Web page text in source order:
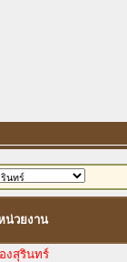
น่วยงาน
งสุรินทร์